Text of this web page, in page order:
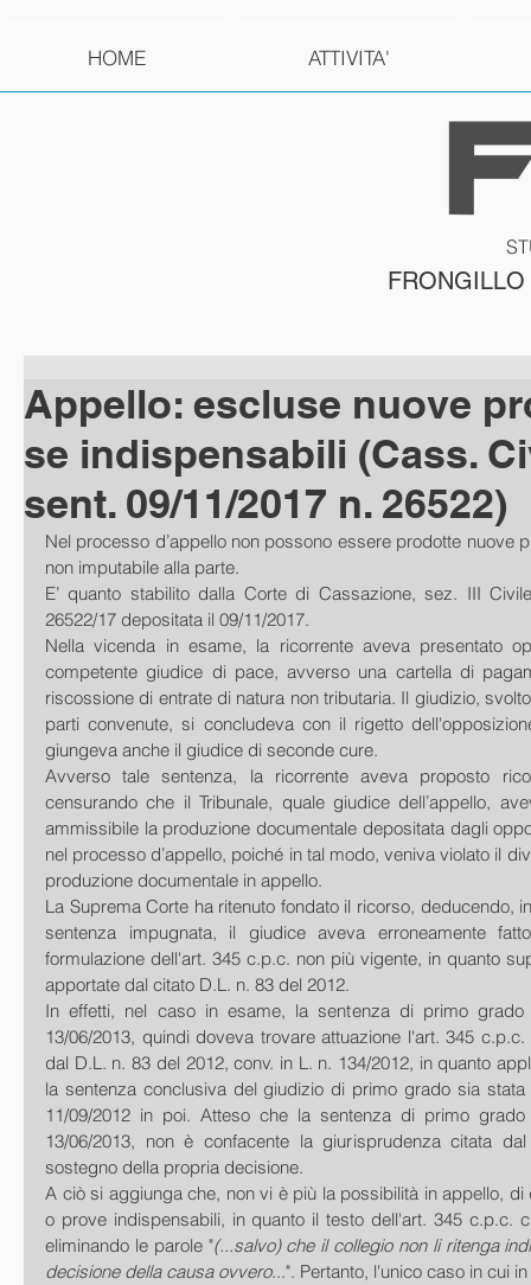
HOME ATTIVITA'
Appello: escluse nuove
se indispensabili (Cass.
sent. 09/11/2017 n. 26522)
Nel processo d’appello non possono essere prodotte nuove
non imputabile alla parte.
E’ quanto stabilito dalla Corte di Cassazione, sez. III
26522/17 depositata il 09/11/2017.
Nella vicenda in esame, la ricorrente aveva presentato
competente giudice di pace, avverso una cartella di
riscossione di entrate di natura non tributaria. Il giudizio,
parti convenute, si concludeva con il rigetto
giungeva anche il giudice di seconde cure.
Avverso tale sentenza, la ricorrente aveva proposto
censurando che il Tribunale, quale giudice dell’appello,
ammissibile la produzione documentale depositata dagli
nel processo d’appello, poiché in tal modo, veniva violato il
produzione documentale in appello.
La Suprema Corte ha ritenuto fondato il ricorso, deducendo,
sentenza impugnata, il giudice aveva erroneamente
formulazione dell'art. 345 c.p.c. non più vigente, in quanto
apportate dal citato D.L. n. 83 del 2012.
In effetti, nel caso in esame, la sentenza di primo
13/06/2013, quindi doveva trovare attuazione l'art. 345
dal D.L. n. 83 del 2012, conv. in L. n. 134/2012, in quanto
la sentenza conclusiva del giudizio di primo grado sia
11/09/2012 in poi. Atteso che la sentenza di primo
13/06/2013, non è confacente la giurisprudenza citata
sostegno della propria decisione.
A ciò si aggiunga che, non vi è più la possibilità in appello,
o prove indispensabili, in quanto il testo dell'art. 345 c.p.c.
eliminando le parole "(...salvo) che il collegio non li ritenga
decisione della causa ovvero...". Pertanto, l'unico caso in cui